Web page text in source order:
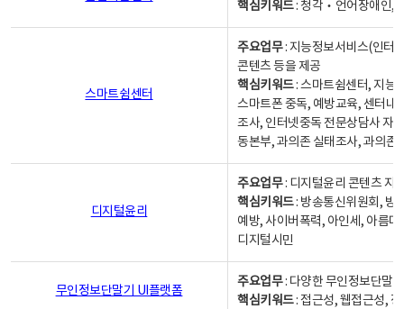
핵심키워드: 청각‧언어장애인,
스마트쉼센터
주요업무: 지능정보서비스(인터
콘텐츠 등을 제공
핵심키워드: 스마트쉼센터, 지능
스마트폰 중독, 예방교육, 센터내
조사, 인터넷중독 전문상담사 자
동본부, 과의존 실태조사, 과의존
디지털윤리
주요업무: 디지털윤리 콘텐츠 지
핵심키워드: 방송통신위원회, 방
예방, 사이버폭력, 아인세, 아름
디지털시민
무인정보단말기 UI플랫폼
주요업무: 다양한 무인정보단말
핵심키워드: 접근성, 웹접근성,